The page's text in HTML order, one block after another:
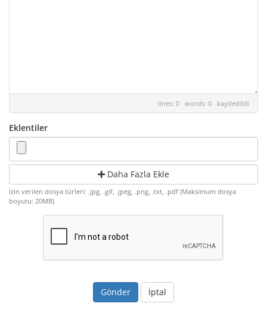
lines: 0 words: 0 kaydedildi
Eklentiler
Daha Fazla Ekle
İzin verilen dosya türleri: .jpg, .gif, .jpeg, .png, .txt, .pdf (Maksimum dosya
boyutu: 20MB)
İptal